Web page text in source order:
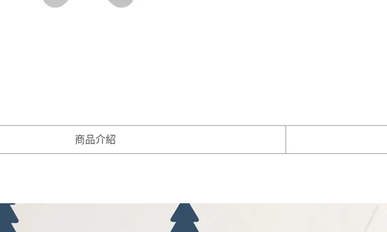
商品介紹